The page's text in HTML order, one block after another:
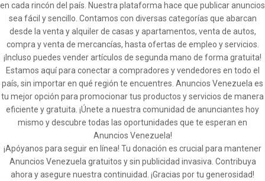
en cada rincón del país. Nuestra plataforma hace que publicar anuncios
sea fácil y sencillo. Contamos con diversas categorías que abarcan
desde la venta y alquiler de casas y apartamentos, venta de autos,
compra y venta de mercancías, hasta ofertas de empleo y servicios.
¡Incluso puedes vender artículos de segunda mano de forma gratuita!
Estamos aquí para conectar a compradores y vendedores en todo el
país, sin importar en qué región te encuentres. Anuncios Venezuela es
tu mejor opción para promocionar tus productos y servicios de manera
eficiente y gratuita. ¡Únete a nuestra comunidad de anunciantes hoy
mismo y descubre todas las oportunidades que te esperan en
Anuncios Venezuela!
¡Apóyanos para seguir en línea! Tu donación es crucial para mantener
Anuncios Venezuela gratuitos y sin publicidad invasiva. Contribuya
ahora y asegure nuestra continuidad. ¡Gracias por tu generosidad!